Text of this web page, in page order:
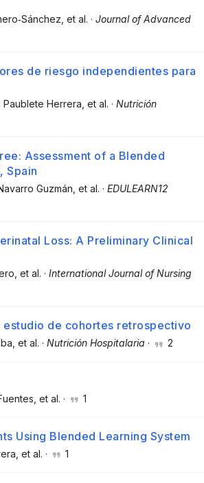
, et al. · Journal of Advanced
de riesgo independientes para
Paublete Herrera , et al. · Nutrición
Assessment of a Blended
Spain
Guzmán , et al. · EDULEARN12
Loss: A Preliminary Clinical
, et al. · International Journal of Nursing
de cohortes retrospectivo
, et al. · Nutrición Hospitalaria · 2
, et al. · 1
Using Blended Learning System
, et al. · 1